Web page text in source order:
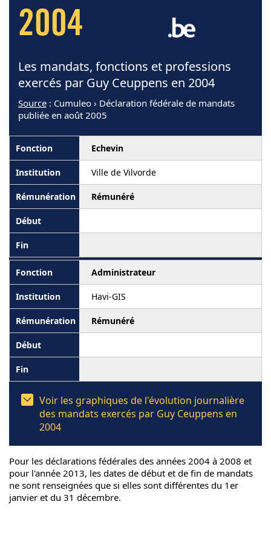
2004
Les mandats, fonctions et professions
exercés par Guy Ceuppens en 2004
Source : Cumuleo › Déclaration fédérale de mandats
publiée en août 2005
Echevin
Ville de Vilvorde
Rémunéré
Administrateur
Havi-GIS
Rémunéré
Voir les graphiques de l'évolution journalière
des mandats exercés par Guy Ceuppens en
2004
Pour les déclarations fédérales des années 2004 à 2008 et
pour l'année 2013, les dates de début et de fin de mandats
ne sont renseignées que si elles sont différentes du 1er
janvier et du 31 décembre.